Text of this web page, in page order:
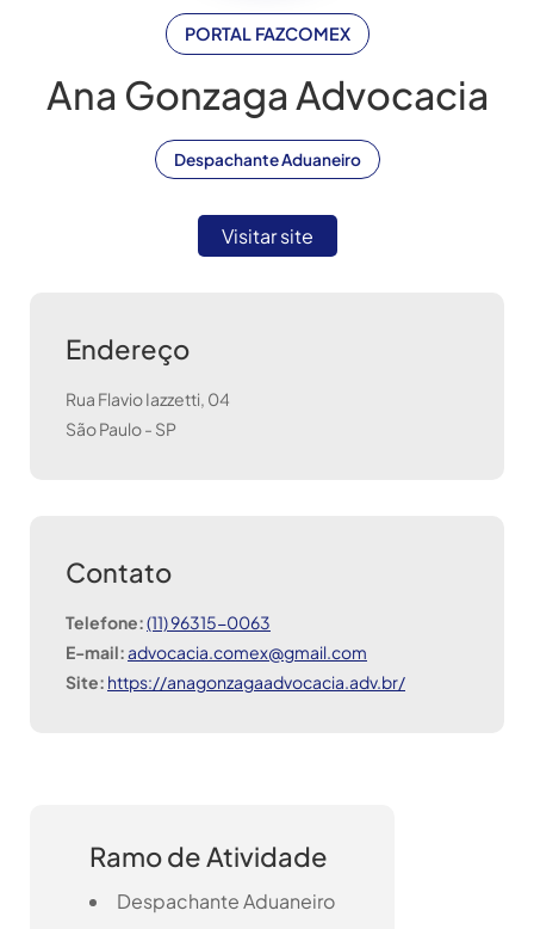
PORTAL FAZCOMEX
Ana Gonzaga Advocacia
Despachante Aduaneiro
Visitar site
Endereço
Rua Flavio Iazzetti, 04
São Paulo- SP
Contato
Telefone:(11) 96315-0063
E-mail:advocacia.comex@gmail.com
Site: https://anagonzagaadvocacia.adv.br/
Ramo de Atividade
Despachante Aduaneiro